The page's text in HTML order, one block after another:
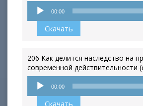
Аудиоплеер
00:00
Скачать
206 Как делится наследство на
современной действительности
Аудиоплеер
00:00
Скачать